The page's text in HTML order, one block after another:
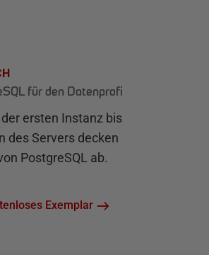
für den Datenprofi
ersten Instanz bis
des Servers decken
PostgreSQL ab.
Exemplar